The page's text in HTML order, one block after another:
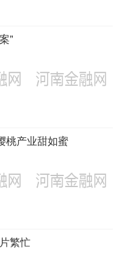
”
桃产业甜如蜜
繁忙